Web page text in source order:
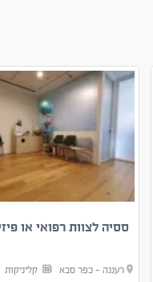
ססיה לצוות רפואי או
רעננה - כפר סבא קליניקות